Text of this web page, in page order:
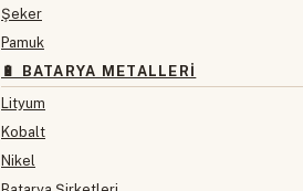
Şeker
Pamuk
🔋 BATARYA METALLERI
Lityum
Kobalt
Nikel